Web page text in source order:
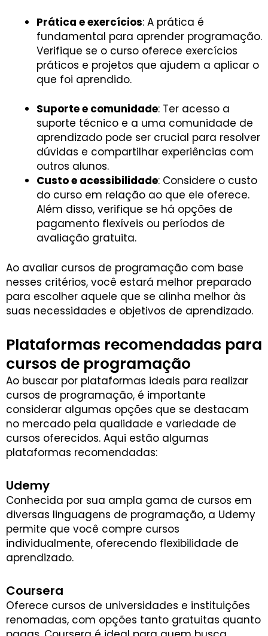
Prática e exercícios: A prática é
fundamental para aprender programação.
Verifique se o curso oferece exercícios
práticos e projetos que ajudem a aplicar o
que foi aprendido.
Suporte e comunidade: Ter acesso a
suporte técnico e a uma comunidade de
aprendizado pode ser crucial para resolver
dúvidas e compartilhar experiências com
outros alunos.
Custo e acessibilidade: Considere o custo
do curso em relação ao que ele oferece.
Além disso, verifique se há opções de
pagamento flexíveis ou períodos de
avaliação gratuita.
Ao avaliar cursos de programação com base
nesses critérios, você estará melhor preparado
para escolher aquele que se alinha melhor às
suas necessidades e objetivos de aprendizado.
Plataformas recomendadas para
cursos de programação
Ao buscar por plataformas ideais para realizar
cursos de programação, é importante
considerar algumas opções que se destacam
no mercado pela qualidade e variedade de
cursos oferecidos. Aqui estão algumas
plataformas recomendadas:
Udemy
Conhecida por sua ampla gama de cursos em
diversas linguagens de programação, a Udemy
permite que você compre cursos
individualmente, oferecendo flexibilidade de
aprendizado.
Coursera
Oferece cursos de universidades e instituições
renomadas, com opções tanto gratuitas quanto